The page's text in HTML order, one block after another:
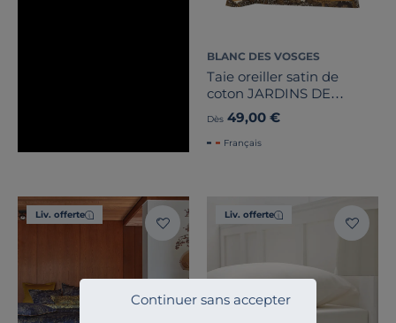
Continuer sans accepter
BLANC DES VOSGES
Taie oreiller satin de
coton JARDINS DE
BABYLONE
Dès 49,00 €
Français
Liv. offerte Liv. offerte